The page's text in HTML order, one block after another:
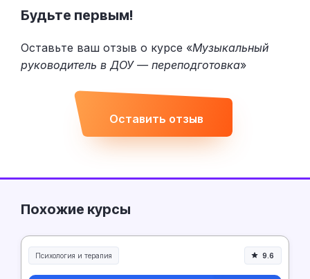
Будьте первым!
Оставьте ваш отзыв о курсе «Музыкальный
руководитель в ДОУ — переподготовка»
Оставить отзыв
Похожие курсы
Психология и терапия 9.6